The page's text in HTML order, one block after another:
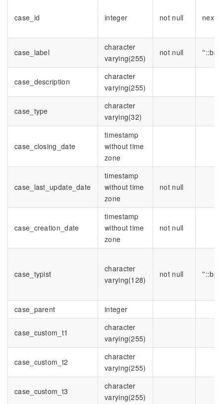
case_id integer not null
case_label
character
varying(255)
not null
case_description
character
varying(255)
case_type
character
varying(32)
case_closing_date
timestamp
without time
zone
case_last_update_date
timestamp
without time
zone
not null
case_creation_date
timestamp
without time
zone
not null
case_typist
character
varying(128)
not null
case_parent integer
case_custom_t1
character
varying(255)
case_custom_t2
character
varying(255)
case_custom_t3
character
varying(255)